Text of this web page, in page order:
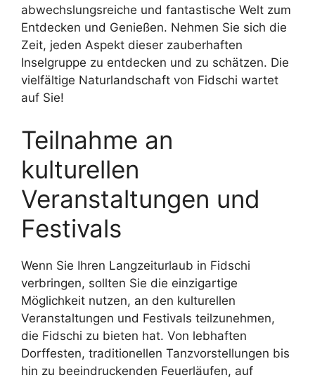
abwechslungsreiche und fantastische Welt zum
Entdecken und Genießen. Nehmen Sie sich die
Zeit, jeden Aspekt dieser zauberhaften
Inselgruppe zu entdecken und zu schätzen. Die
vielfältige Naturlandschaft von Fidschi wartet
auf Sie!
Teilnahme an
kulturellen
Veranstaltungen und
Festivals
Wenn Sie Ihren Langzeiturlaub in Fidschi
verbringen, sollten Sie die einzigartige
Möglichkeit nutzen, an den kulturellen
Veranstaltungen und Festivals teilzunehmen,
die Fidschi zu bieten hat. Von lebhaften
Dorffesten, traditionellen Tanzvorstellungen bis
hin zu beeindruckenden Feuerläufen, auf